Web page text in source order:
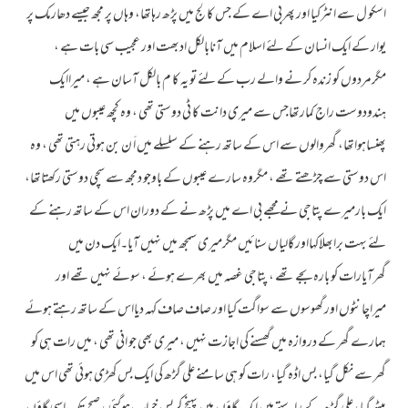
اسکو ل سے انٹرکیا اور پھربی اے کے جس کالج میں پڑھ رہاتھا، وہاں پر مجھ جیسے دھارمک پر
یوار کے ایک انسان کے لئے اسلام میں آنابالکل ادبھت اور عجیب سی بات ہے ،
مگرمردوں کو زندہ کر نے والے رب کے لئے تو یہ کا م بالکل آسان ہے ، میراایک
ہندودوست راج کمارتھاجس سے میری دانت کا ٹی دوستی تھی ، وہ کچھ عیبوں میں
پھنساہواتھا، گھروالوں سے اس کے ساتھ رہنے کے سلسلے میں اَ ن بن ہوتی رہتی تھی ، وہ
اس دوستی سے چڑھتے تھے ، مگروہ سارے عیبوں کے باوجو دمجھ سے سچی دوستی رکھتاتھا،
ایک بارمیرے پتاجی نے مجھے بی اے میں پڑھ نے کے دوران اس کے ساتھ رہنے کے
لئے بہت برابھلاکہااور گالیاں سنائیں مگرمیری سمجھ میں نہیں آیا۔ایک دن میں
گھرآیارات کو بارہ بجے تھے ، پتاجی غصہ میں بھرے ہوئے ، سوئے نہیں تھے اور
میراچانٹوں اور گھوسوں سے سواگت کیا اور صاف صاف کہہ دیااس کے ساتھ رہتے ہوئے
ہمارے گھر کے دروازہ میں گھسنے کی اجازت نہیں ، میری بھی جو انی تھی ، میں رات ہی کو
گھر سے نکل گیا، بس اڈہ گیا، رات کو ہی سامنے علی گڑھ کی ایک بس کھڑی ہوئی تھی اس میں